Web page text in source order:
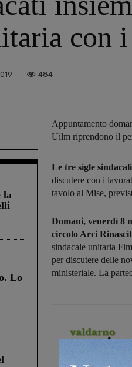
con
484
la
Lo
Appuntamento
Uilm riprendono il
Le tre sigle
discutere con i
tavolo al Mise,
Domani, venerdì 8
circolo Arci
sindacale unitaria
per discutere delle
ministeriale. La